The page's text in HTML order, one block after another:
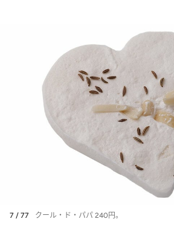
7 / 77 クール・ド・パパ 240円。